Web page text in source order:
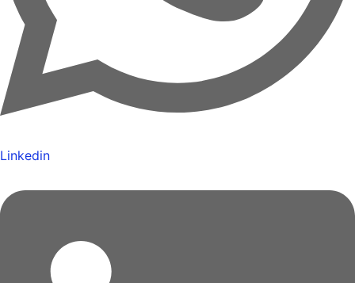
Linkedin